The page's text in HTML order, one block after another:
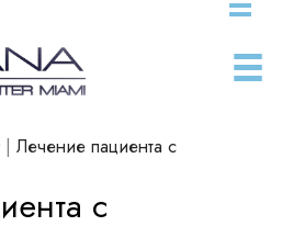
| Лечение пациента с
с